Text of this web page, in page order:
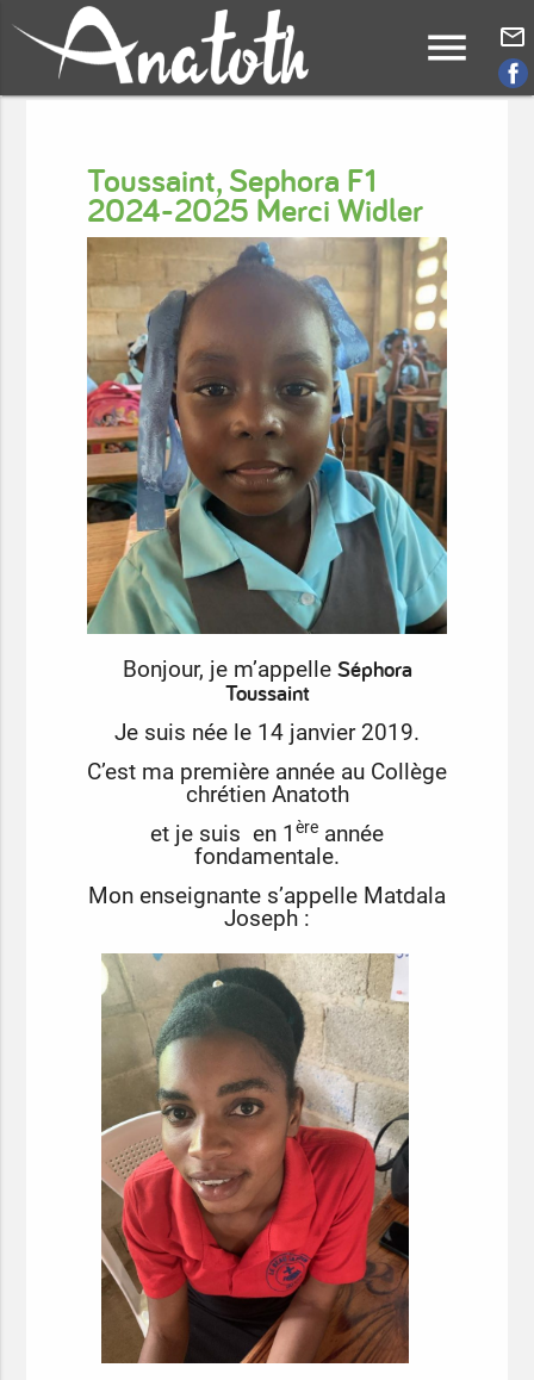
menu mail_outline
Toussaint, Sephora F1
2024-2025 Merci Widler
Bonjour, je m’appelle Séphora
Toussaint
Je suis née le 14 janvier 2019.
C’est ma première année au Collège
chrétien Anatoth
et je suis en 1 ère année
fondamentale.
Mon enseignante s’appelle Matdala
Joseph :